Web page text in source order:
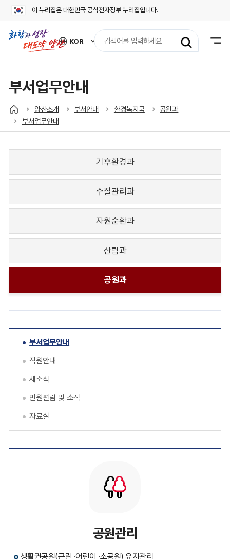
이 누리집은 대한민국 공식전자정부 누리집입니다.
검
색
KOR
이
트
로
가
열
부서업무안내
양산소개 부서안내 환경녹지국
공원과
부서업무안내
기후환경과
수질관리과
자원순환과
산림과
공원과
부서업무안내
직원안내
새소식
민원편람 및 소식
자료실
공원관리
생활권공원(근린 ·어린이 ·소공원) 유지관리